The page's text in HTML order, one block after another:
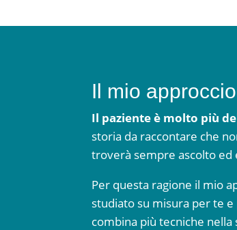
Il mio approccio
Il paziente è molto più
storia da raccontare che
troverà sempre ascolto ed
Per questa ragione il mio
studiato su misura per te
combina più tecniche nella